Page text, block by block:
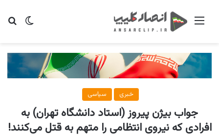
تغییر منو
خبری سیاسی
جواب بیژن پیروز (استاد دانشگاه تهران) به
افرادی که نیروی انتظامی را متهم به قتل می‌کنند!